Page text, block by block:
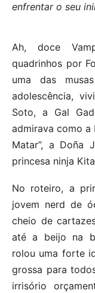
enfrentar o seu
Ah, doce
quadrinhos por
uma das
adolescência,
Soto, a Gal
admirava como a
Matar”, a Doña
princesa ninja
No roteiro, a
jovem nerd de
cheio de
até a beijo na
rolou uma forte
grossa para
irrisório